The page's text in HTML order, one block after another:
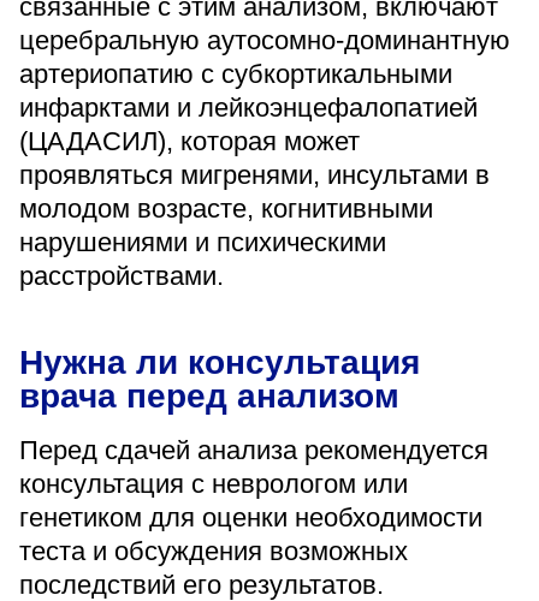
08:00–15:45
перерыв 12:00–12:30
Администратор
+7 (4742) 72-73-31
связанные с этим анализом, включают
церебральную аутосомно-доминантную
артериопатию с субкортикальными
инфарктами и лейкоэнцефалопатией
(ЦАДАСИЛ), которая может
проявляться мигренями, инсультами в
молодом возрасте, когнитивными
нарушениями и психическими
расстройствами.
Нужна ли консультация
врача перед анализом
Перед сдачей анализа рекомендуется
консультация с неврологом или
генетиком для оценки необходимости
теста и обсуждения возможных
последствий его результатов.